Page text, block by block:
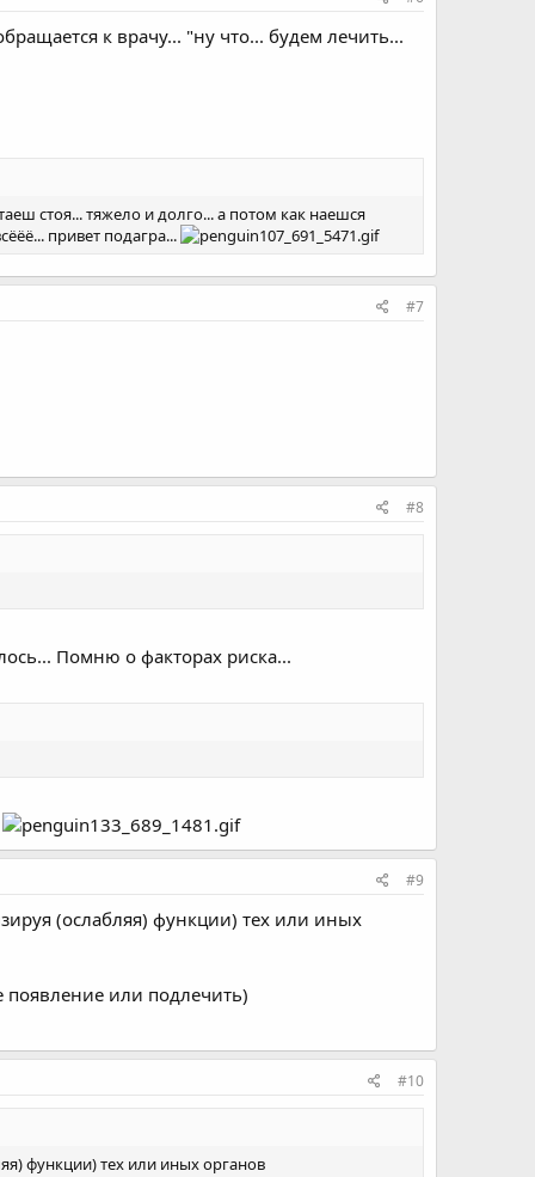
к врачу... "ну что... будем лечить...
стоя... тяжело и долго... а потом как наешся
привет подагра...
#7
#8
Помню о факторах риска...
#9
(ослабляя) функции) тех или иных
появление или подлечить)
#10
функции) тех или иных органов